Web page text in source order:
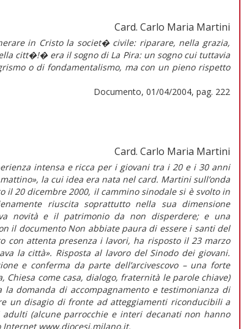
Card. Carlo Maria Martini
in Cristo la societ� civile: riparare, nella grazia,
citt�!� era il sogno di La Pira: un sogno cui tuttavia
o di fondamentalismo, ma con un pieno rispetto
Documento, 01/04/2004, pag. 222
Card. Carlo Maria Martini
intensa e ricca per i giovani tra i 20 e i 30 anni
la cui idea era nata nel card. Martini sull’onda
il 20 dicembre 2000, il cammino sinodale si è svolto in
riuscita soprattutto nella sua dimensione
novità e il patrimonio da non disperdere; e una
il documento Non abbiate paura di essere i santi del
con attenta presenza i lavori, ha risposto il 23 marzo
la città». Risposta al lavoro del Sinodo dei giovani.
e conferma da parte dell’arcivescovo – una forte
come casa, dialogo, fraternità le parole chiave)
domanda di accompagnamento e testimonianza di
un disagio di fronte ad atteggiamenti riconducibili a
(alcune parrocchie e interi decanati non hanno
Internet www.diocesi.milano.it.